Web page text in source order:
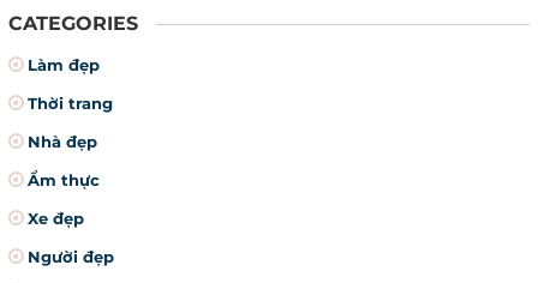
CATEGORIES
Làm đẹp
Thời trang
Nhà đẹp
Ẩm thực
Xe đẹp
Người đẹp